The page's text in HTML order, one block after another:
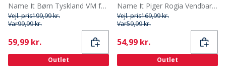
Name It Børn Tyskland VM fodbold Sæt Bright White Germany
Vejl. pris199,99 kr.
Var99,99 kr.
Current
59,99 kr.
Outlet
Name It Piger Rogia Vendbare Leggings Keepsake Lilac
Vejl. pris169,99 kr.
Var59,99 kr.
Current
54,99 kr.
Outlet